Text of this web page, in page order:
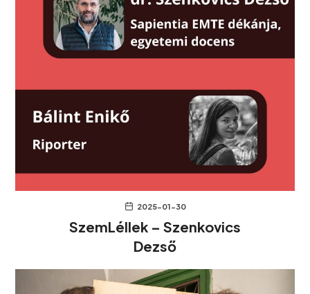
2025-01-30
SzemLéllek – Szenkovics
Dezső